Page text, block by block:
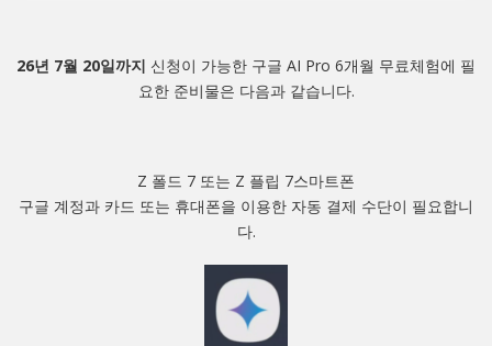
26년 7월 20일까지 신청이 가능한 구글 AI Pro 6개월 무료체험에 필
요한 준비물은 다음과 같습니다.
Z 폴드 7 또는 Z 플립 7스마트폰
구글 계정과 카드 또는 휴대폰을 이용한 자동 결제 수단이 필요합니
다.